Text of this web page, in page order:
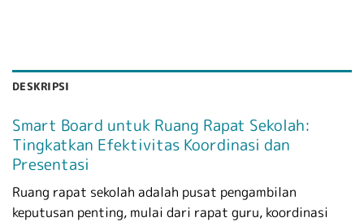
DESKRIPSI
Smart Board untuk Ruang Rapat Sekolah:
Tingkatkan Efektivitas Koordinasi dan
Presentasi
Ruang rapat sekolah adalah pusat pengambilan
keputusan penting, mulai dari rapat guru, koordinasi